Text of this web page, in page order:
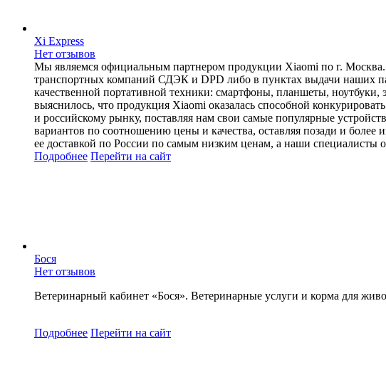
Xi Express
Нет отзывов
Мы являемся официальным партнером продукции Xiaomi по г. Москва.
транспортных компаний СДЭК и DPD либо в пунктах выдачи наших
качественной портативной техники: смартфоны, планшеты,
выяснилось, что продукция Xiaomi оказалась способной
и российскому рынку, поставляя нам свои самые популярные
вариантов по соотношению цены и качества, оставляя позади и
ее доставкой по России по самым низким ценам, а наши специалисты
Подробнее Перейти на сайт
Бося
Нет отзывов
Ветеринарный кабинет «Бося». Ветеринарные услуги и корма для
Подробнее Перейти на сайт